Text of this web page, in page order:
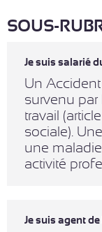
SOUS-
Je suis salarié
Un
survenu
travail
sociale).
une
activité
Je suis agent